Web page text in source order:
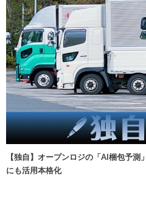
【独自】オープンロジの「AI梱包予
にも活用本格化